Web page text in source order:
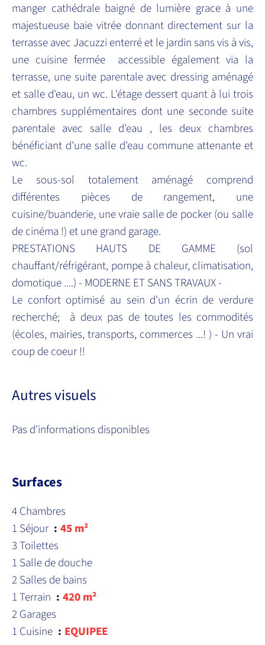
manger cathédrale baigné de lumière grace à une
majestueuse baie vitrée donnant directement sur la
terrasse avec Jacuzzi enterré et le jardin sans vis à vis,
une cuisine fermée accessible également via la
terrasse, une suite parentale avec dressing aménagé
et salle d'eau, un wc. L'étage dessert quant à lui trois
chambres supplémentaires dont une seconde suite
parentale avec salle d'eau , les deux chambres
bénéficiant d'une salle d'eau commune attenante et
wc.
Le sous-sol totalement aménagé comprend
différentes pièces de rangement, une
cuisine/buanderie, une vraie salle de pocker (ou salle
de cinéma !) et une grand garage.
PRESTATIONS HAUTS DE GAMME (sol
chauffant/réfrigérant, pompe à chaleur, climatisation,
domotique ....) - MODERNE ET SANS TRAVAUX -
Le confort optimisé au sein d'un écrin de verdure
recherché; à deux pas de toutes les commodités
(écoles, mairies, transports, commerces ...! ) - Un vrai
coup de coeur !!
Autres visuels
Pas d'informations disponibles
Surfaces
4 Chambres
1 Séjour
45 m²
3 Toilettes
1 Salle de douche
2 Salles de bains
1 Terrain
420 m²
2 Garages
1 Cuisine
EQUIPEE